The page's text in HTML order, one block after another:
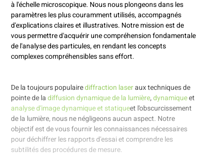
à l'échelle microscopique. Nous nous plongeons dans les
paramètres les plus couramment utilisés, accompagnés
d'explications claires et illustratives. Notre mission est de
vous permettre d'acquérir une compréhension fondamentale
de l'analyse des particules, en rendant les concepts
complexes compréhensibles sans effort.
De la toujours populairediffraction laseraux techniques de
pointe de ladiffusion dynamique de la lumière,dynamiqueet
analyse d'image dynamique et statiqueet l'obscurcissement
de la lumière, nous ne négligeons aucun aspect. Notre
objectif est de vous fournir les connaissances nécessaires
pour déchiffrer les rapports d'essai et comprendre les
subtilités des procédures de mesure.